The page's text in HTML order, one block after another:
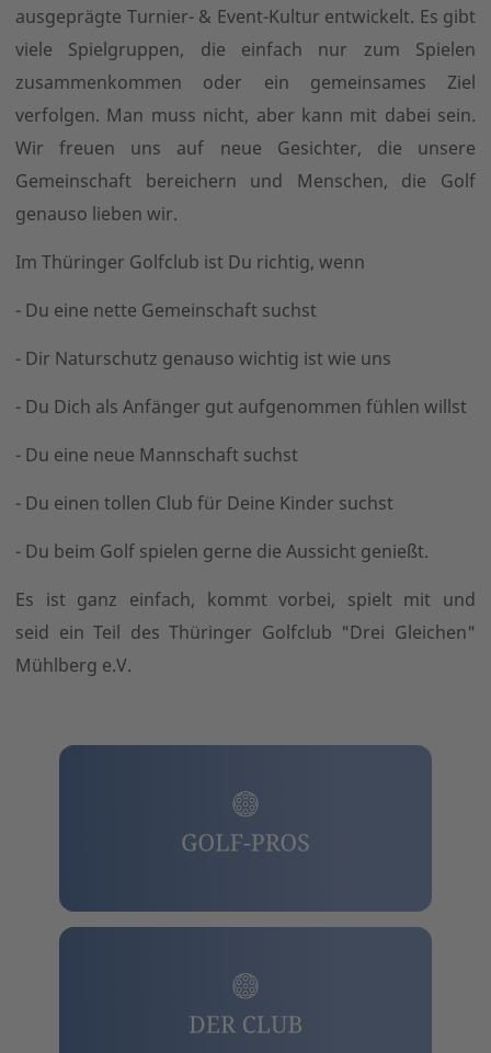
ausgeprägte Turnier- & Event-Kultur entwickelt. Es gibt
viele Spielgruppen, die einfach nur zum Spielen
zusammenkommen oder ein gemeinsames Ziel
verfolgen. Man muss nicht, aber kann mit dabei sein.
Wir freuen uns auf neue Gesichter, die unsere
Gemeinschaft bereichern und Menschen, die Golf
genauso lieben wir.
Im Thüringer Golfclub ist Du richtig, wenn
- Du eine nette Gemeinschaft suchst
- Dir Naturschutz genauso wichtig ist wie uns
- Du Dich als Anfänger gut aufgenommen fühlen willst
- Du eine neue Mannschaft suchst
- Du einen tollen Club für Deine Kinder suchst
- Du beim Golf spielen gerne die Aussicht genießt.
Es ist ganz einfach, kommt vorbei, spielt mit und
seid ein Teil des Thüringer Golfclub "Drei Gleichen"
Mühlberg e.V.